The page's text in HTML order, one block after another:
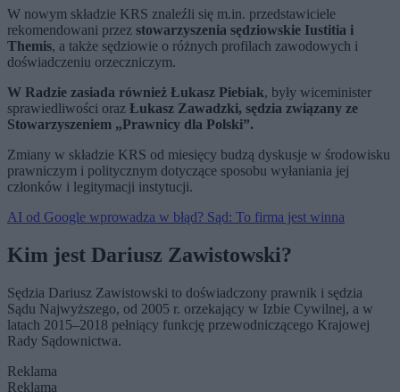
W nowym składzie KRS znaleźli się m.in. przedstawiciele
rekomendowani przez stowarzyszenia sędziowskie Iustitia i
Themis, a także sędziowie o różnych profilach zawodowych i
doświadczeniu orzeczniczym.
W Radzie zasiada również Łukasz Piebiak, były wiceminister
sprawiedliwości oraz Łukasz Zawadzki, sędzia związany ze
Stowarzyszeniem „Prawnicy dla Polski”.
Zmiany w składzie KRS od miesięcy budzą dyskusje w środowisku
prawniczym i politycznym dotyczące sposobu wyłaniania jej
członków i legitymacji instytucji.
AI od Google wprowadza w błąd? Sąd: To firma jest winna
Kim jest Dariusz Zawistowski?
Sędzia Dariusz Zawistowski to doświadczony prawnik i sędzia
Sądu Najwyższego, od 2005 r. orzekający w Izbie Cywilnej, a w
latach 2015–2018 pełniący funkcję przewodniczącego Krajowej
Rady Sądownictwa.
Reklama
Reklama